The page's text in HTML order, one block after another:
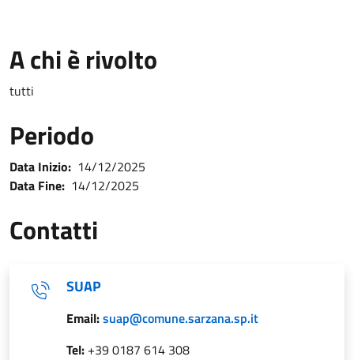
A chi è rivolto
tutti
Periodo
Data Inizio: 14/12/2025
Data Fine: 14/12/2025
Contatti
SUAP
Email:suap@comune.sarzana.sp.it
Tel: +39 0187 614 308